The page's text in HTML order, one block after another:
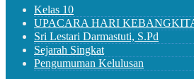
Kelas 10
UPACARA HARI
Sri Lestari Darmastuti, S.Pd
Sejarah Singkat
Pengumuman Kelulusan